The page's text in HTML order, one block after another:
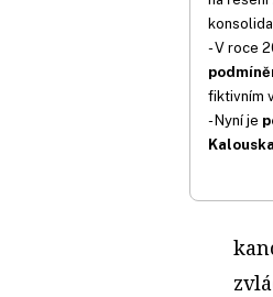
- V roce
fiktivním
- Nyní je